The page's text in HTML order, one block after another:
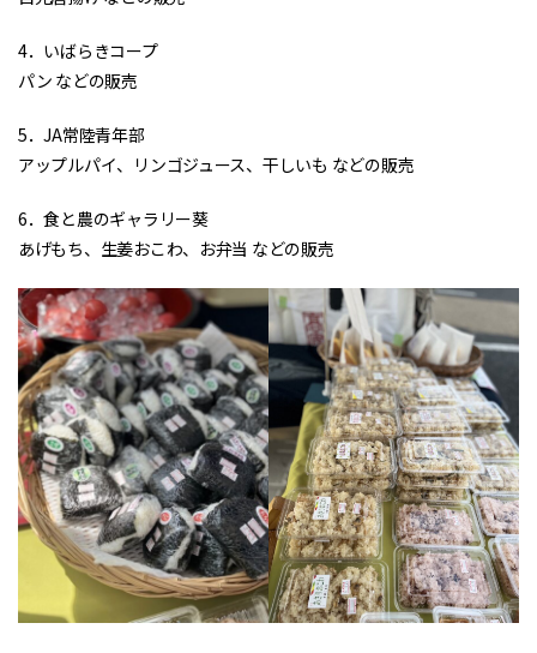
4．いばらきコープ
パン などの販売
5．JA常陸青年部
アップルパイ、リンゴジュース、干しいも などの販売
6．食と農のギャラリー葵
あげもち、生姜おこわ、お弁当 などの販売